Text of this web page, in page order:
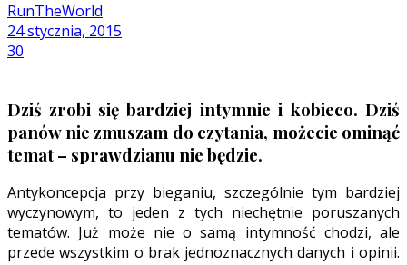
RunTheWorld
24 stycznia, 2015
30
Dziś zrobi się bardziej intymnie i kobieco. Dziś
panów nie zmuszam do czytania, możecie ominąć
temat – sprawdzianu nie będzie.
Antykoncepcja przy bieganiu, szczególnie tym bardziej
wyczynowym, to jeden z tych niechętnie poruszanych
tematów. Już może nie o samą intymność chodzi, ale
przede wszystkim o brak jednoznacznych danych i opinii.